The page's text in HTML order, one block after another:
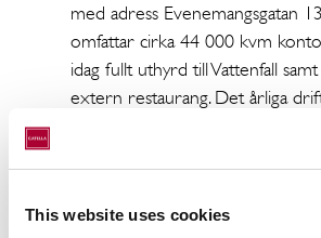
This website uses cookies
med adress Evenemangsgatan
omfattar cirka 44 000 kvm
idag fullt uthyrd till Vattenfall
extern restaurang. Det årliga
kontorsbyggnader.